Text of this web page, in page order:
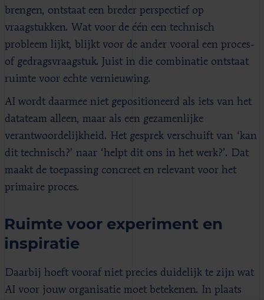
brengen, ontstaat een breder perspectief op
vraagstukken. Wat voor de één een technisch
probleem lijkt, blijkt voor de ander vooral een proces-
of gedragsvraagstuk. Juist in die combinatie ontstaat
ruimte voor echte vernieuwing.
AI wordt daarmee niet gepositioneerd als iets van het
datateam alleen, maar als een gezamenlijke
verantwoordelijkheid. Het gesprek verschuift van ‘kan
dit technisch?’ naar ‘helpt dit ons in het werk?’. Dat
maakt de toepassing concreet en relevant voor het
primaire proces.
Ruimte voor experiment en
inspiratie
Daarbij hoeft vooraf niet precies duidelijk te zijn wat
AI voor jouw organisatie moet betekenen. In plaats